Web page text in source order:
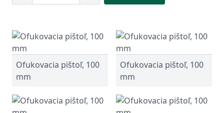
Ofukovacia pištoľ, 100
mm
Ofukovacia pištoľ, 100
mm